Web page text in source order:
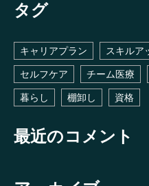
タグ
キャリアプラン スキルア
セルフケア
チーム医療
暮らし
棚卸し 資格
最近のコメント